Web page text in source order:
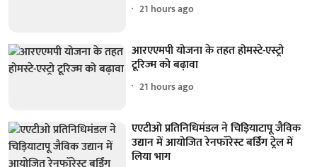
21 hours ago
आरएएमपी योजना के तहत होमस्टे-एस्ट्रो
टूरिज्म को बढ़ावा
21 hours ago
एएटीओ प्रतिनिधिमंडल ने चिड़ियाटापू जैविक
उद्यान में आयोजित रेनफॉरेस्ट बर्डिंग ट्रेल में
लिया भाग